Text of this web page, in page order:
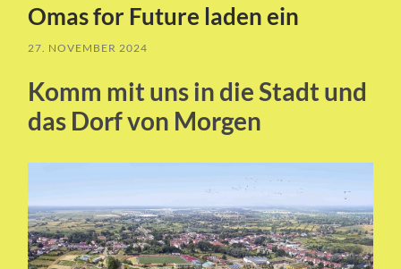
Omas for Future laden ein
27. NOVEMBER 2024
Komm mit uns in die Stadt und
das Dorf von Morgen